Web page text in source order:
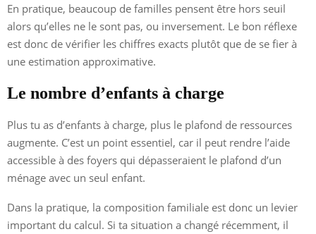
En pratique, beaucoup de familles pensent être hors seuil
alors qu’elles ne le sont pas, ou inversement. Le bon réflexe
est donc de vérifier les chiffres exacts plutôt que de se fier à
une estimation approximative.
Le nombre d’enfants à charge
Plus tu as d’enfants à charge, plus le plafond de ressources
augmente. C’est un point essentiel, car il peut rendre l’aide
accessible à des foyers qui dépasseraient le plafond d’un
ménage avec un seul enfant.
Dans la pratique, la composition familiale est donc un levier
important du calcul. Si ta situation a changé récemment, il